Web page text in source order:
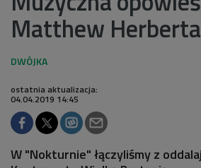
Matthew
ostatnia aktualizacja:
04.04.2019 14:45
W "Nokturnie" łączyliśmy z